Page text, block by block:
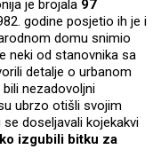
je brojala 97
godine posjetio ih je i
domu snimio
neki od stanovnika sa
detalje o urbanom
nezadovoljni
ubrzo otišli svojim
doseljavali kojekakvi
izgubili bitku za